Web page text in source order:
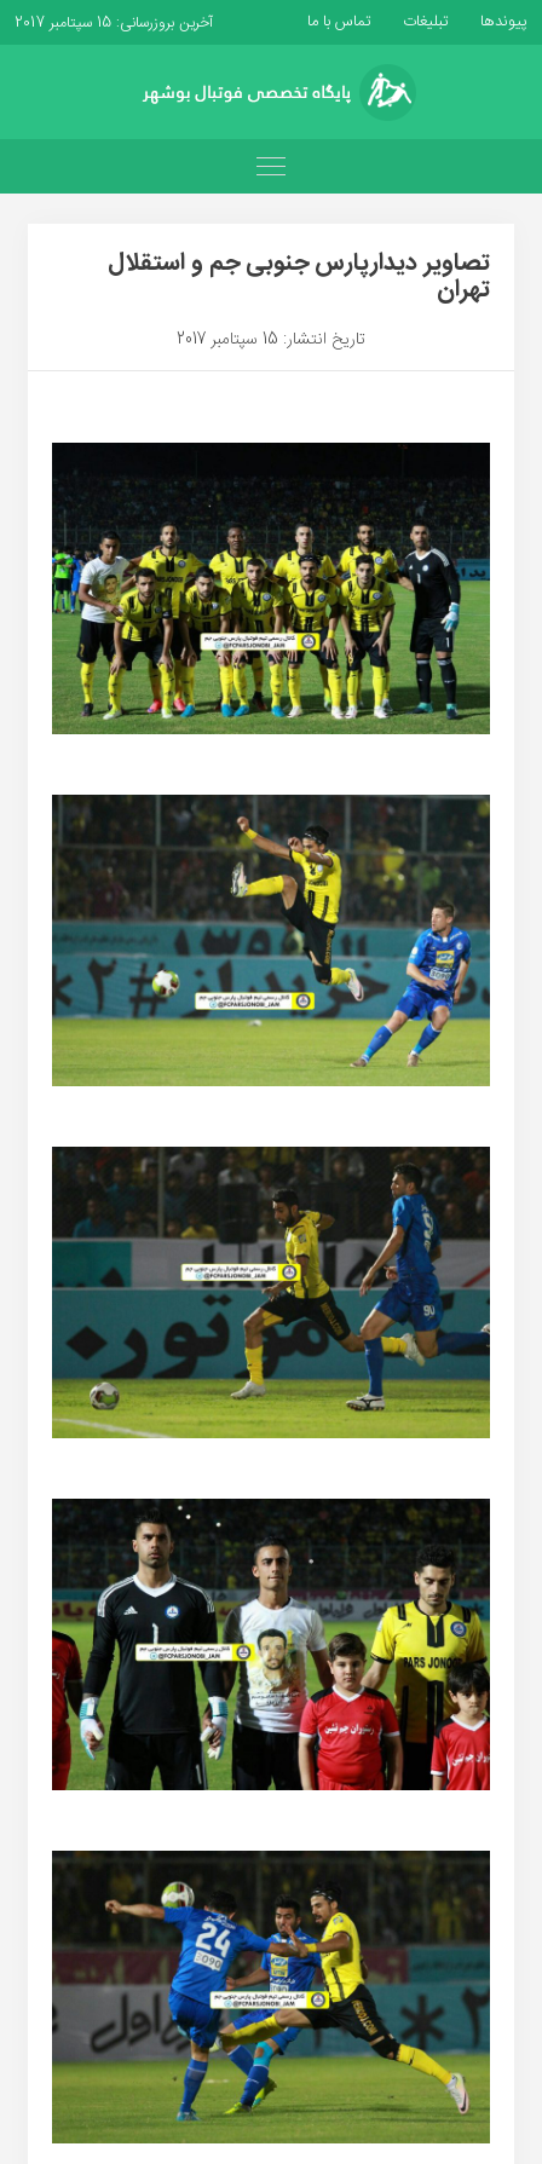
پیوندها تبلیغات تماس با ما آخرین بروزرسانی: 15 سپتامبر 2017
تصاویر دیدارپارس جنوبى جم و استقلال
تهران
تاریخ انتشار: 15 سپتامبر 2017